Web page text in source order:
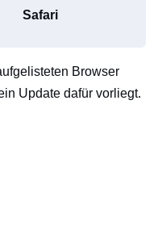
Safari
Browser
Update dafür vorliegt.